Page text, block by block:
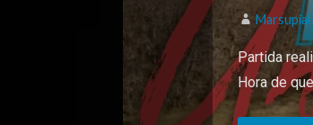
Marsupial
Partida
Hora de